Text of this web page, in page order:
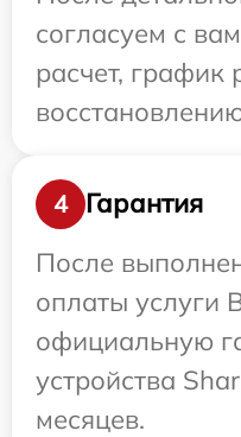
согласуем с
расчет, график
4
Гарантия
После
оплаты услуги
официальную
устройства
месяцев.